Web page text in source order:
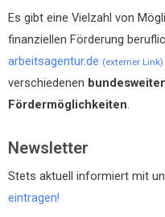
Es gibt eine Vielzahl von
finanziellen Förderung
arbeitsagentur.de (externer Link)
verschiedenen
Fördermöglichkeiten.
Newsletter
Stets aktuell informiert mit
eintragen!